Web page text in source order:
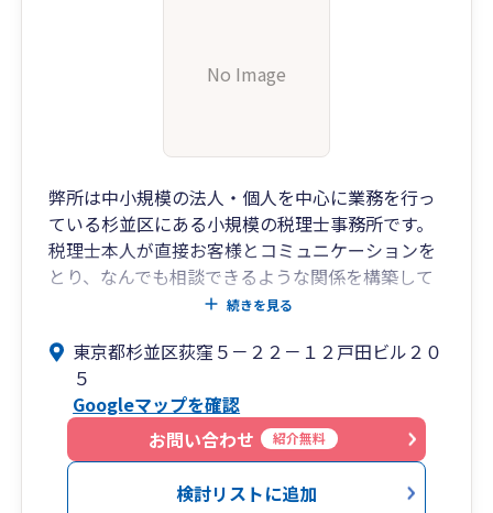
No Image
弊所は中小規模の法人・個人を中心に業務を行っ
ている杉並区にある小規模の税理士事務所です。
税理士本人が直接お客様とコミュニケーションを
とり、なんでも相談できるような関係を構築して
に余裕をもって申告されたい方のご連絡をお待ち
しております。
続きを見る
東京都杉並区荻窪５－２２－１２戸田ビル２０
５
Googleマップを確認
お問い合わせ
紹介無料
検討リストに追加